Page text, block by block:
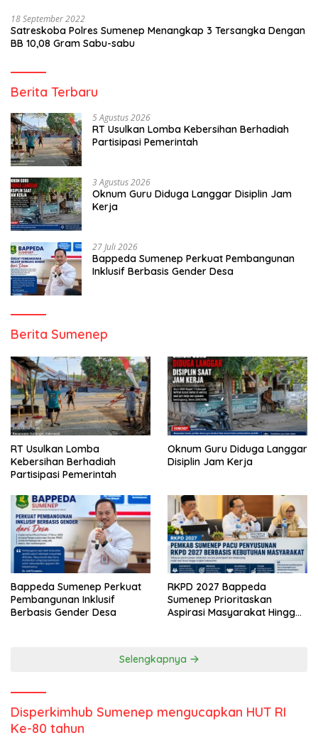
18 September 2022
Satreskoba Polres Sumenep Menangkap 3 Tersangka Dengan
BB 10,08 Gram Sabu-sabu
Berita Terbaru
5 Agustus 2026
RT Usulkan Lomba Kebersihan Berhadiah
Partisipasi Pemerintah
3 Agustus 2026
Oknum Guru Diduga Langgar Disiplin Jam
Kerja
27 Juli 2026
Bappeda Sumenep Perkuat Pembangunan
Inklusif Berbasis Gender Desa
Berita Sumenep
RT Usulkan Lomba
Kebersihan Berhadiah
Partisipasi Pemerintah
Oknum Guru Diduga Langgar
Disiplin Jam Kerja
Bappeda Sumenep Perkuat
Pembangunan Inklusif
Berbasis Gender Desa
RKPD 2027 Bappeda
Sumenep Prioritaskan
Aspirasi Masyarakat Hingga
Selengkapnya
Disperkimhub Sumenep mengucapkan HUT RI
Ke-80 tahun